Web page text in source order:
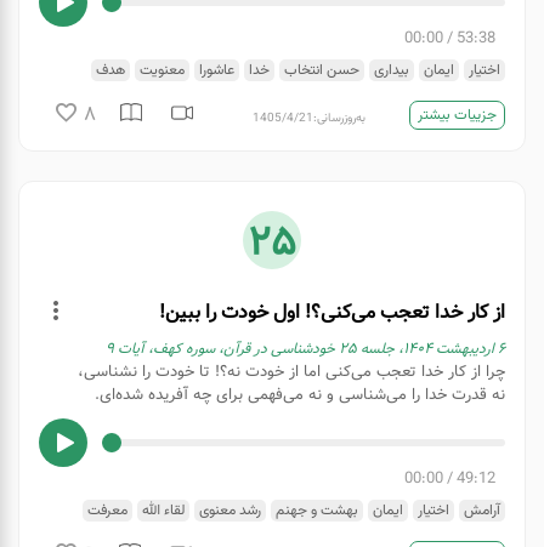
53:38
/
00:00
اختیار ایمان بیداری حسن انتخاب خدا عاشورا معنویت هدف
جزییات بیشتر به‌روزرسانی: 1405/4/21
8
25
از کار خدا تعجب می‌کنی؟! اول خودت را ببین!
۶ اردیبهشت ۱۴۰۴، جلسه ۲۵ خودشناسی در قرآن، سوره کهف، آیات ۹
چرا از کار خدا تعجب می‌کنی اما از خودت نه؟! تا خودت را نشناسی،
نه قدرت خدا را می‌شناسی و نه می‌فهمی برای چه آفریده شده‌ای.
49:12
/
00:00
آرامش اختیار ایمان بهشت و جهنم رشد معنوی لقاء الله معرفت